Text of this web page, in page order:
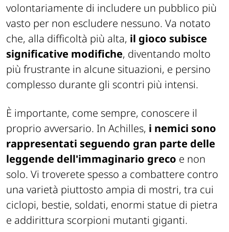
volontariamente di includere un pubblico più
vasto per non escludere nessuno. Va notato
che, alla difficoltà più alta, il gioco subisce
significative modifiche, diventando molto
più frustrante in alcune situazioni, e persino
complesso durante gli scontri più intensi.
È importante, come sempre, conoscere il
proprio avversario. In Achilles, i nemici sono
rappresentati seguendo gran parte delle
leggende dell'immaginario greco e non
solo. Vi troverete spesso a combattere contro
una varietà piuttosto ampia di mostri, tra cui
ciclopi, bestie, soldati, enormi statue di pietra
e addirittura scorpioni mutanti giganti.